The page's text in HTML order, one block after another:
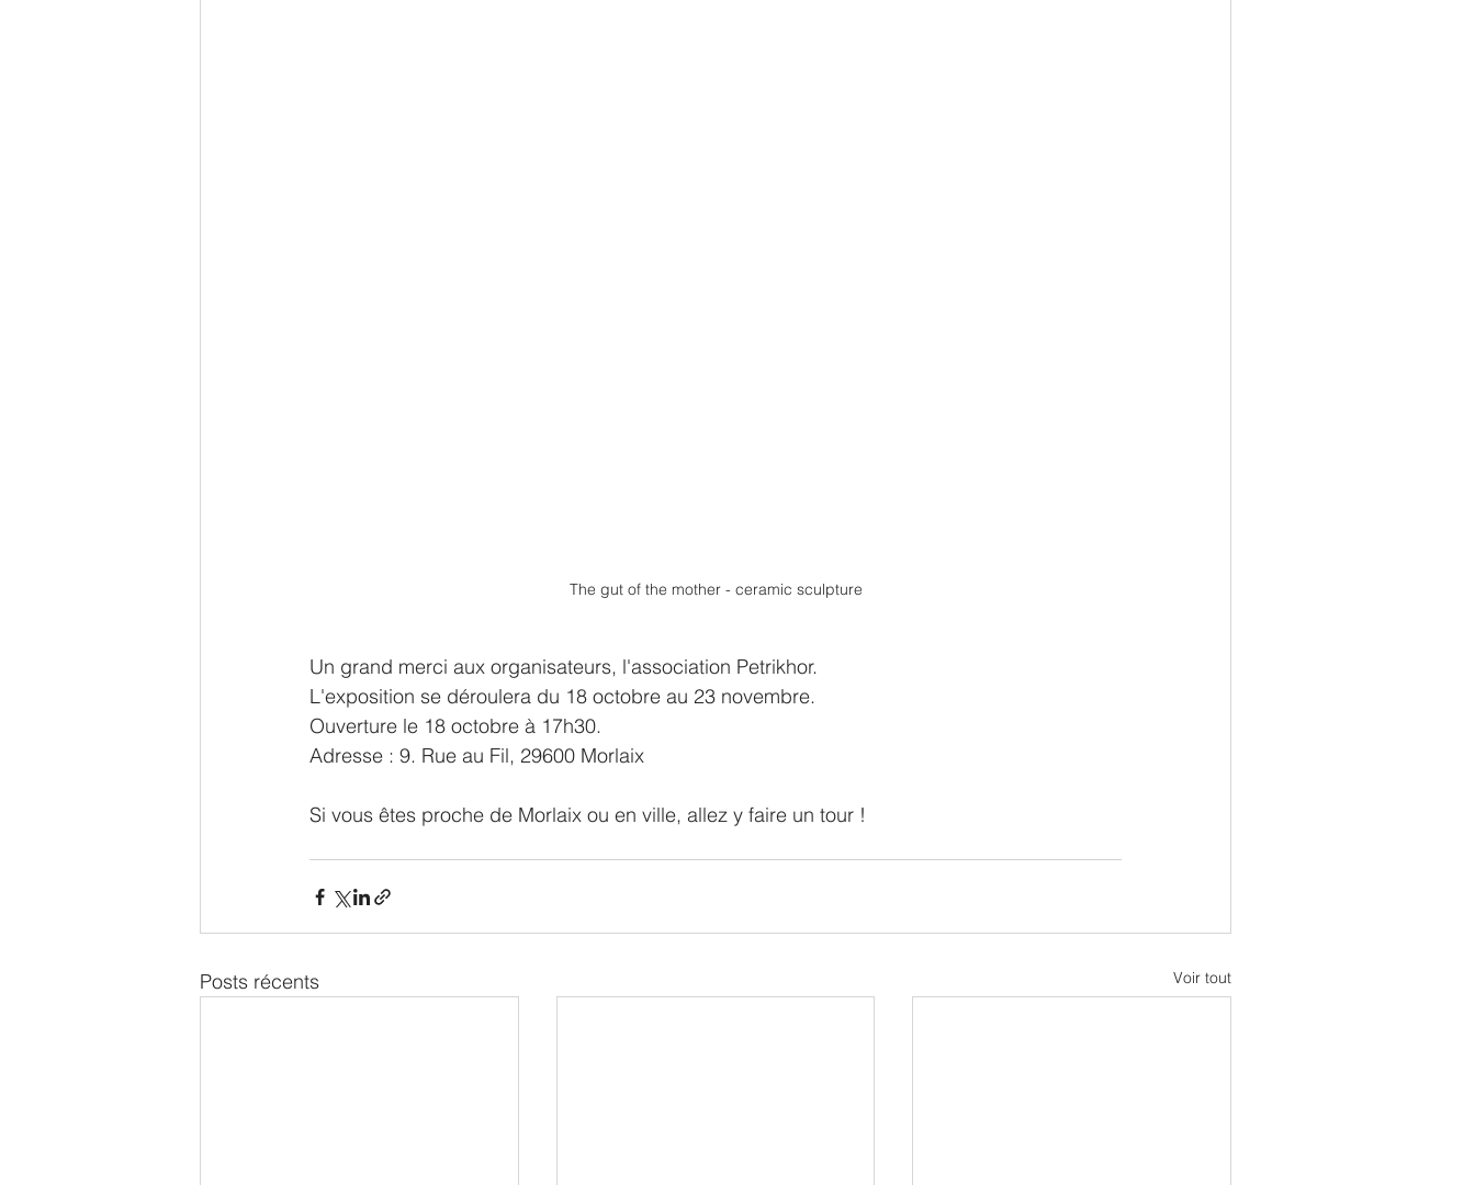
The gut of the mother - ceramic sculpture
Un grand merci aux organisateurs, l'association Petrikhor.
L'exposition se déroulera du 18 octobre au 23 novembre.
Ouverture le 18 octobre à 17h30.
Adresse : 9. Rue au Fil, 29600 Morlaix
Si vous êtes proche de Morlaix ou en ville, allez y faire un tour !
Posts récents Voir tout